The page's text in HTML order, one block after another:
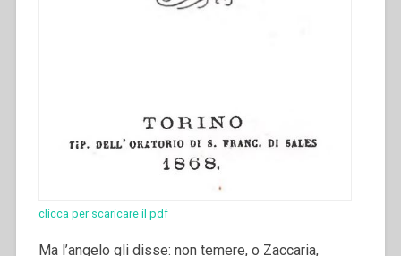
clicca per scaricare il pdf
Ma l’angelo gli disse: non temere, o Zaccaria,